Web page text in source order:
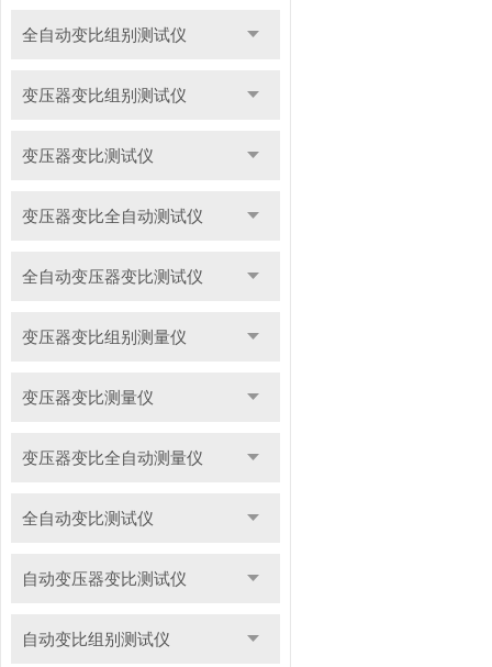
全自动变比组别测试仪
变压器变比组别测试仪
变压器变比测试仪
变压器变比全自动测试仪
全自动变压器变比测试仪
变压器变比组别测量仪
变压器变比测量仪
变压器变比全自动测量仪
全自动变比测试仪
自动变压器变比测试仪
自动变比组别测试仪